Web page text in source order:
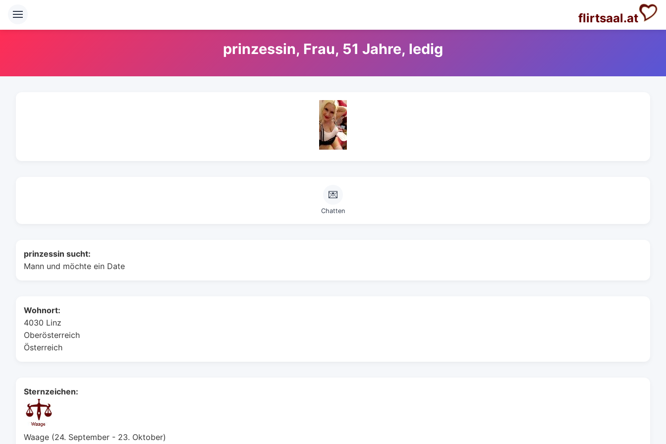
flirtsaal.at
prinzessin, Frau, 51 Jahre, ledig
💌
Chatten
prinzessin sucht:
Mann und möchte ein Date
Wohnort:
4030 Linz
Oberösterreich
Österreich
Sternzeichen:
Waage (24. September - 23. Oktober)